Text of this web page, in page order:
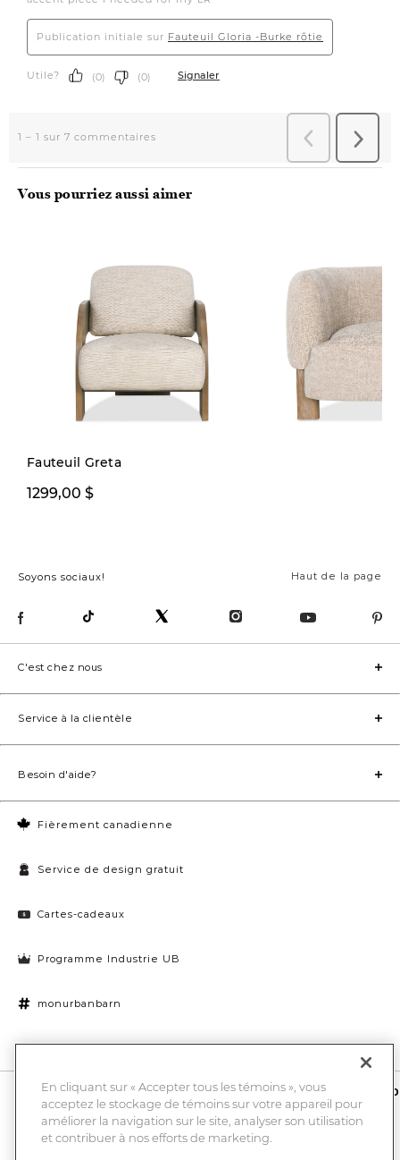
Vous pourriez aussi aimer
Fauteuil Greta
1299,00 $
Haut de la page
Soyons sociaux!
Fièrement canadienne
Service de design gratuit
Cartes-cadeaux
Programme Industrie UB
monurbanbarn
Paramètres des témoins
C'est chez nous
Service à la clientèle
Besoin d'aide?
10 % de rabais et la chance de gagner une carte-cadeau UB de 1000
Entrez
votre
En cliquant sur « Accepter tous les témoins », vous
acceptez le stockage de témoins sur votre appareil pour
améliorer la navigation sur le site, analyser son utilisation
et contribuer à nos efforts de marketing.